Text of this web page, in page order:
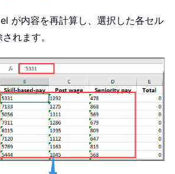
が内容を再計算し、選択した各セル
れます。